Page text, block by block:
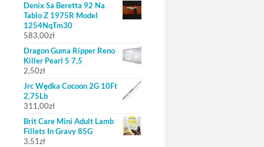
Denix Sa Beretta 92 Na
Tablo Z 1975R Model
1254NqTm30
583,00zł
Dragon Guma Ripper Reno
Killer Pearl 5 7,5
2,50zł
Jrc Wędka Cocoon 2G 10Ft
2,75Lb
311,00zł
Brit Care Mini Adult Lamb
Fillets In Gravy 85G
3,51zł